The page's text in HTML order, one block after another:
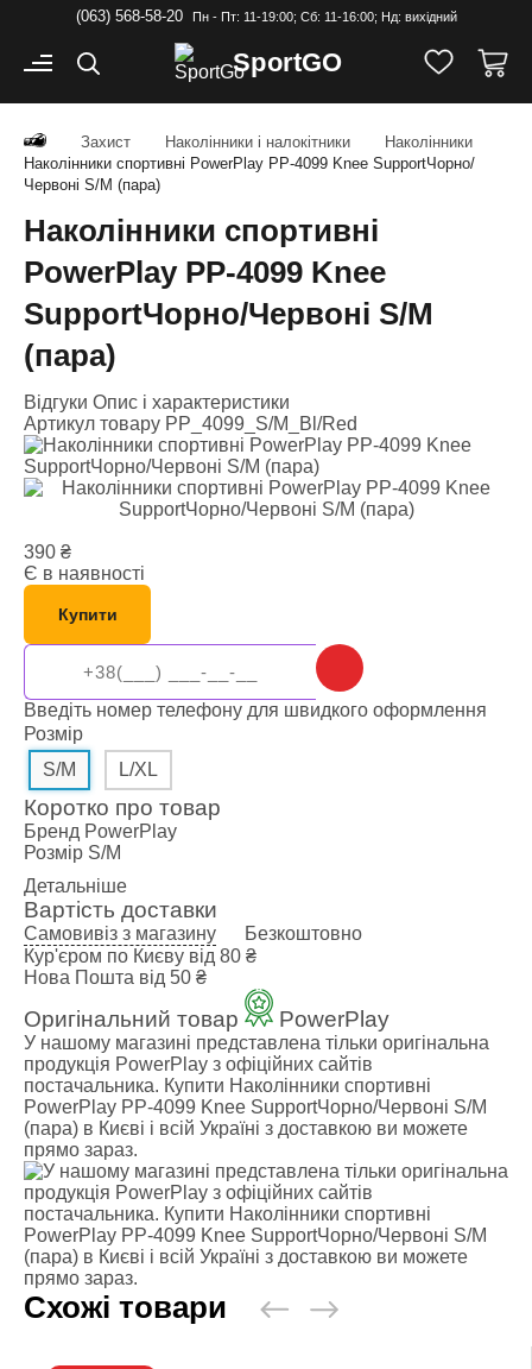
(063) 568-58-20 Пн - Пт: 11-19:00; Cб: 11-16:00; Нд: вихідний
SportGO
Захист Наколінники і налокітники
Наколінники
Наколінники спортивні PowerPlay PP-4099 Knee SupportЧорно/
Червоні S/M (пара)
Наколінники спортивні
PowerPlay PP-4099 Knee
SupportЧорно/Червоні S/M
(пара)
Відгуки Опис і характеристики
Артикул товару PP_4099_S/M_Bl/Red
390 ₴
Є в наявності
Купити
Введіть номер телефону для швидкого оформлення
Розмір
S/M
L/XL
Коротко про товар
Бренд PowerPlay
Розмір S/M
Детальніше
Вартість доставки
Самовивіз з магазину
Безкоштовно
Кур'єром по Києву від 80 ₴
Нова Пошта від 50 ₴
Оригінальний товар PowerPlay
У нашому магазині представлена ​​тільки оригінальна
продукція PowerPlay з офіційних сайтів
постачальника. Купити Наколінники спортивні
PowerPlay PP-4099 Knee SupportЧорно/Червоні S/M
(пара) в Києві і всій Україні з доставкою ви можете
прямо зараз.
Схожі товари